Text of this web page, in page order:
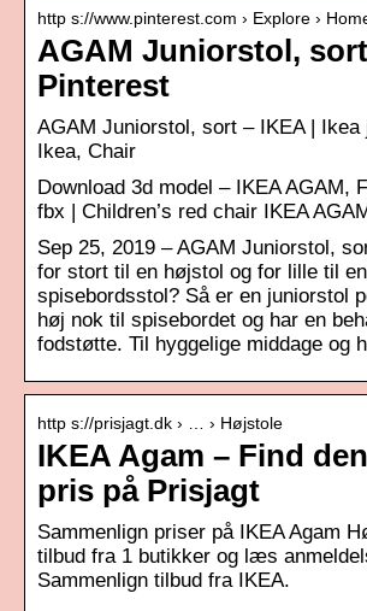
http s://www.pinterest.com › Explore ›
AGAM Juniorstol,
Pinterest
AGAM Juniorstol, sort – IKEA | Ikea
Ikea, Chair
Download 3d model – IKEA AGAM,
fbx | Children’s red chair IKEA
Sep 25, 2019 – AGAM Juniorstol,
for stort til en højstol og for lille til
spisebordsstol? Så er en juniorstol
høj nok til spisebordet og har en
fodstøtte. Til hyggelige middage og
http s://prisjagt.dk › … › Højstole
IKEA Agam – Find
pris på Prisjagt
Sammenlign priser på IKEA Agam
tilbud fra 1 butikker og læs
Sammenlign tilbud fra IKEA.